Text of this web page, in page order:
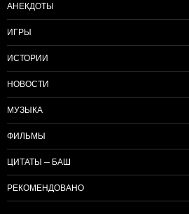
АНЕКДОТЫ
ИГРЫ
ИСТОРИИ
НОВОСТИ
МУЗЫКА
ФИЛЬМЫ
ЦИТАТЫ — БАШ
РЕКОМЕНДОВАНО